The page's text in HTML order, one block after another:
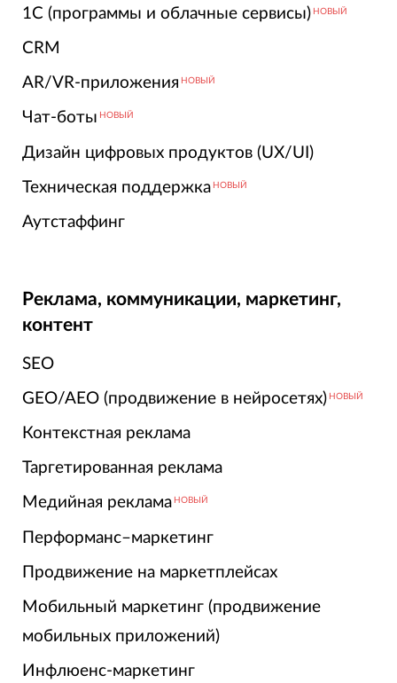
1С (программы и облачные сервисы) НОВЫЙ
CRM
AR/VR-приложения НОВЫЙ
Чат-боты НОВЫЙ
Дизайн цифровых продуктов (UX/UI)
Техническая поддержка НОВЫЙ
Аутстаффинг
Реклама, коммуникации, маркетинг,
контент
SEO
GEO/AEO (продвижение в нейросетях) НОВЫЙ
Контекстная реклама
Таргетированная реклама
Медийная реклама НОВЫЙ
Перформанс–маркетинг
Продвижение на маркетплейсах
Мобильный маркетинг (продвижение
мобильных приложений)
Инфлюенс-маркетинг